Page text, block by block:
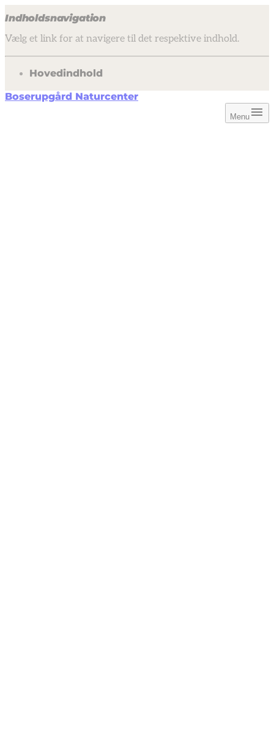
Indholdsnavigation
Vælg et link for at navigere til det respektive indhold.
gå til
Hovedindhold
Boserupgård Naturcenter
Menu